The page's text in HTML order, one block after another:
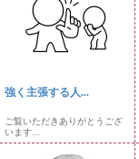
強く主張する人...
ご覧いただきありがとうござ
います...